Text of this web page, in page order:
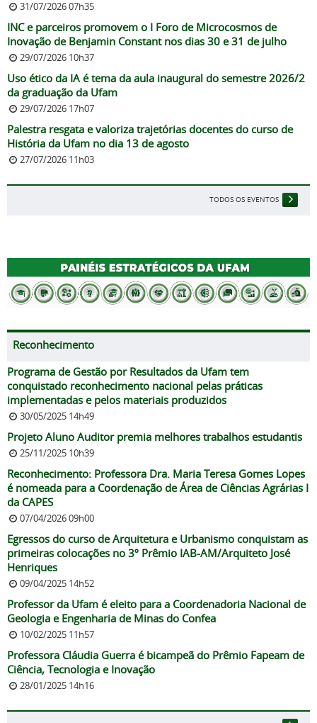
31/07/2026 07h35
INC e parceiros promovem o I Foro de Microcosmos de
Inovação de Benjamin Constant nos dias 30 e 31 de julho
29/07/2026 10h37
Uso ético da IA é tema da aula inaugural do semestre 2026/2
da graduação da Ufam
29/07/2026 17h07
Palestra resgata e valoriza trajetórias docentes do curso de
História da Ufam no dia 13 de agosto
27/07/2026 11h03
TODOS OS EVENTOS
Reconhecimento
Programa de Gestão por Resultados da Ufam tem
conquistado reconhecimento nacional pelas práticas
implementadas e pelos materiais produzidos
30/05/2025 14h49
Projeto Aluno Auditor premia melhores trabalhos estudantis
25/11/2025 10h39
Reconhecimento: Professora Dra. Maria Teresa Gomes Lopes
é nomeada para a Coordenação de Área de Ciências Agrárias I
da CAPES
07/04/2026 09h00
Egressos do curso de Arquitetura e Urbanismo conquistam as
primeiras colocações no 3º Prêmio IAB-AM/Arquiteto José
Henriques
09/04/2025 14h52
Professor da Ufam é eleito para a Coordenadoria Nacional de
Geologia e Engenharia de Minas do Confea
10/02/2025 11h57
Professora Cláudia Guerra é bicampeã do Prêmio Fapeam de
Ciência, Tecnologia e Inovação
28/01/2025 14h16